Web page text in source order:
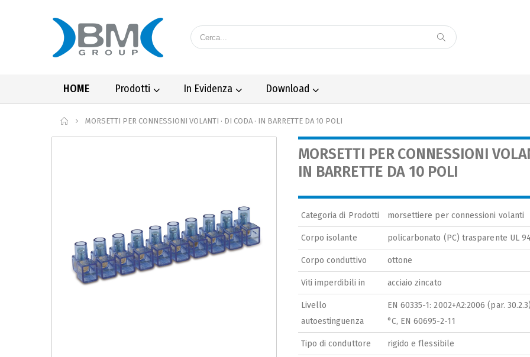
HOME Prodotti In Evidenza Download
Home
MORSETTI PER CONNESSIONI VOLANTI · DI CODA · IN BARRETTE DA 10 POLI
MORSETTI PER CONNESSIONI
IN BARRETTE DA 10 POLI
Categoria di Prodotti morsettiere per connessioni volanti
Corpo isolante policarbonato (PC) trasparente UL
Corpo conduttivo ottone
Viti imperdibili in acciaio zincato
Livello
autoestinguenza
EN 60335-1: 2002+A2:2006 (par.
°C, EN 60695-2-11
Tipo di conduttore rigido e flessibile